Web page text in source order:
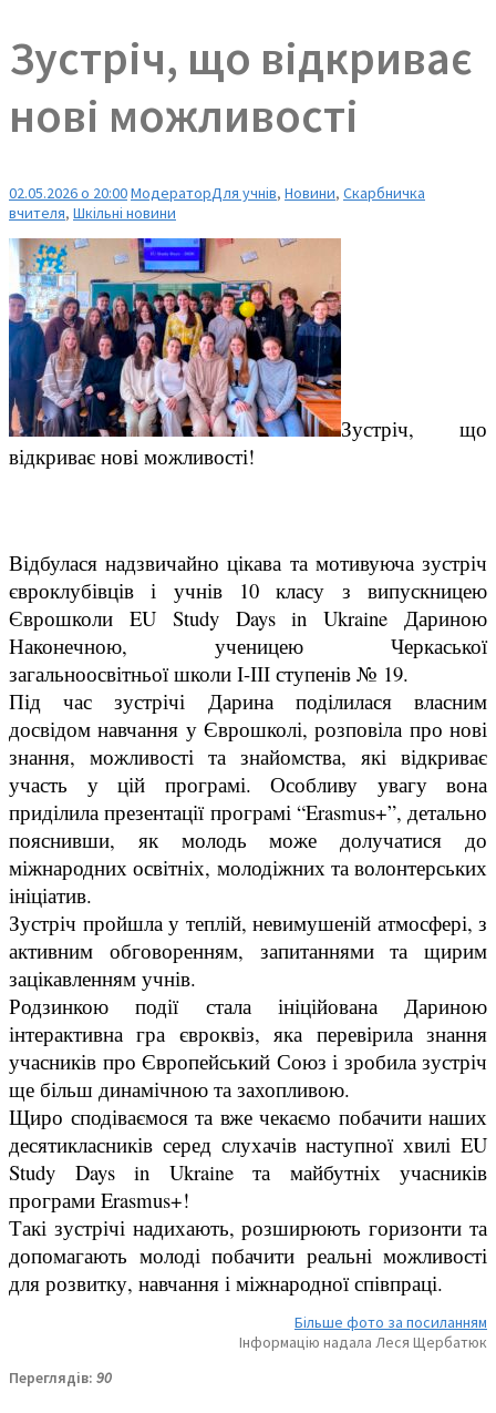
Зустріч, що відкриває
нові можливості
02.05.2026 о 20:00МодераторДля учнів, Новини, Скарбничка
вчителя, Шкільні новини
Зустріч, що
відкриває нові можливості!
Відбулася надзвичайно цікава та мотивуюча зустріч
євроклубівців і учнів 10 класу з випускницею
Єврошколи EU Study Days in Ukraine Дариною
Наконечною, ученицею Черкаської
загальноосвітньої школи І-ІІІ ступенів № 19.
Під час зустрічі Дарина поділилася власним
досвідом навчання у Єврошколі, розповіла про нові
знання, можливості та знайомства, які відкриває
участь у цій програмі. Особливу увагу вона
приділила презентації програмі “Erasmus+”, детально
пояснивши, як молодь може долучатися до
міжнародних освітніх, молодіжних та волонтерських
ініціатив.
Зустріч пройшла у теплій, невимушеній атмосфері, з
активним обговоренням, запитаннями та щирим
зацікавленням учнів.
Родзинкою події стала ініційована Дариною
інтерактивна гра євроквіз, яка перевірила знання
учасників про Європейський Союз і зробила зустріч
ще більш динамічною та захопливою.
Щиро сподіваємося та вже чекаємо побачити наших
десятикласників серед слухачів наступної хвилі EU
Study Days in Ukraine та майбутніх учасників
програми Erasmus+!
Такі зустрічі надихають, розширюють горизонти та
допомагають молоді побачити реальні можливості
для розвитку, навчання і міжнародної співпраці.
Більше фото за посиланням
Інформацію надала Леся Щербатюк
Переглядів: 90